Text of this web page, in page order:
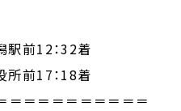
前12：32着
前17：18着
＝＝＝＝＝＝＝＝＝＝